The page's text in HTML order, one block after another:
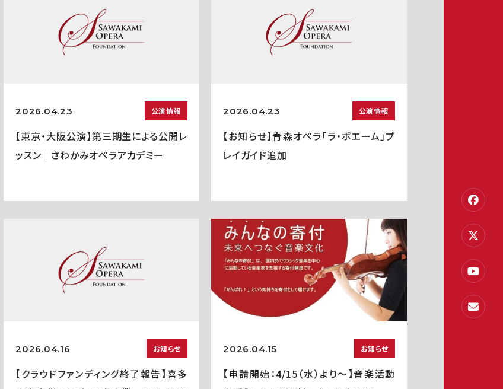
2026.04.23 公演情報
【東京・大阪公演】第三期生による公開レ
ッスン｜さわかみオペラアカデミー
2026.04.23 公演情報
【お知らせ】青森オペラ「ラ・ボエーム」プ
レイガイド追加
2026.04.16 お知らせ
【クラウドファンディング終了報告】喜多
2026.04.15 お知らせ
【申請開始：4/15（水）より～】音楽活動